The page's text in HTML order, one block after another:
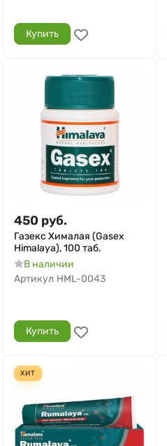
Купить
450 руб.
Газекс Хималая (Gasex
Himalaya), 100 таб.
В наличии
Артикул HML-0043
Купить
ХИТ